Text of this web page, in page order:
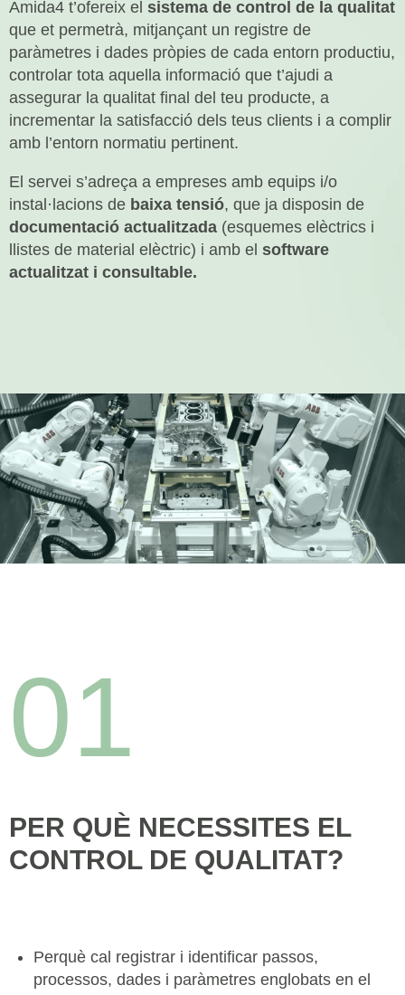
Amida4 t’ofereix el sistema de control de la qualitat
que et permetrà, mitjançant un registre de
paràmetres i dades pròpies de cada entorn productiu,
controlar tota aquella informació que t’ajudi a
assegurar la qualitat final del teu producte, a
incrementar la satisfacció dels teus clients i a complir
amb l’entorn normatiu pertinent.
El servei s’adreça a empreses amb equips i/o
instal·lacions de baixa tensió, que ja disposin de
documentació actualitzada (esquemes elèctrics i
llistes de material elèctric) i amb el software
actualitzat i consultable.
01
PER QUÈ NECESSITES EL
CONTROL DE QUALITAT?
Perquè cal registrar i identificar passos,
processos, dades i paràmetres englobats en el